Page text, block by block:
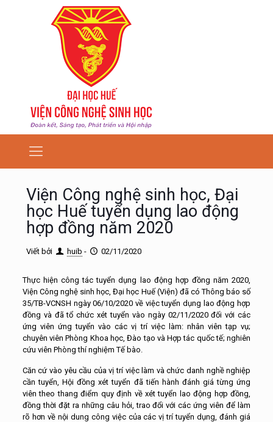
Viện Công nghệ sinh học, Đại
học Huế tuyển dụng lao động
hợp đồng năm 2020
Viết bởi huib - 02/11/2020
Thực hiện công tác tuyển dụng lao động hợp đồng năm 2020,
Viện Công nghệ sinh học, Đại học Huế (Viện) đã có Thông báo số
35/TB-VCNSH ngày 06/10/2020 về việc tuyển dụng lao động hợp
đồng và đã tổ chức xét tuyển vào ngày 02/11/2020 đối với các
ứng viên ứng tuyển vào các vị trí việc làm: nhân viên tạp vụ;
chuyên viên Phòng Khoa học, Đào tạo và Hợp tác quốc tế; nghiên
cứu viên Phòng thí nghiệm Tế bào.
Căn cứ vào yêu cầu của vị trí việc làm và chức danh nghề nghiệp
cần tuyển, Hội đồng xét tuyển đã tiến hành đánh giá từng ứng
viên theo thang điểm quy định về xét tuyển lao động hợp đồng,
đồng thời đặt ra những câu hỏi, trao đổi với các ứng viên để làm
rõ hơn về nội dung công việc của các vị trí tuyển dụng, đánh giá